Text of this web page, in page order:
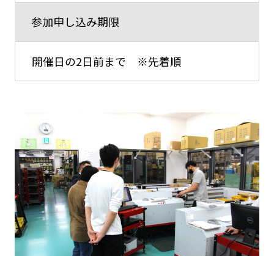
参加申し込み期限
開催日の2日前まで ※先着順